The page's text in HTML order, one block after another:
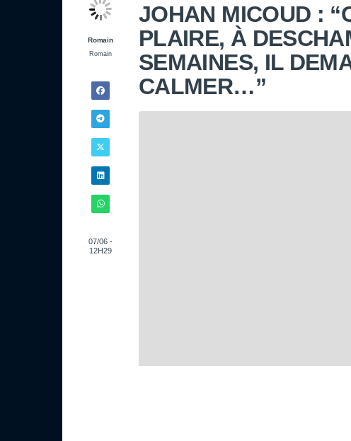
Romain
Romain
07/06 -
12H29
JOHAN MICOUD :
PLAIRE, À
SEMAINES, IL
CALMER…”